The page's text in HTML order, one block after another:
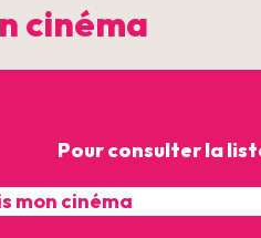
cinéma
Pour consulter la